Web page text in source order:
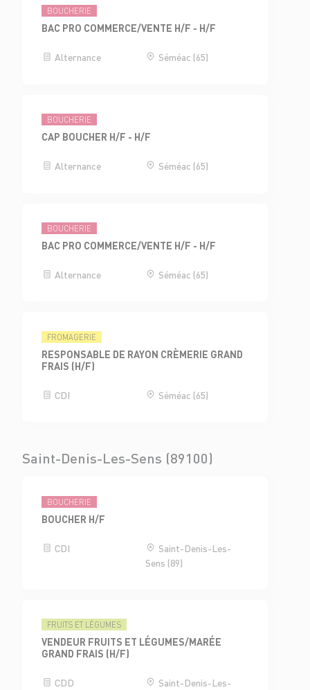
BOUCHERIE
BAC PRO COMMERCE/VENTE H/F - H/F
Alternance Séméac (65)
BOUCHERIE
CAP BOUCHER H/F - H/F
Alternance Séméac (65)
BOUCHERIE
BAC PRO COMMERCE/VENTE H/F - H/F
Alternance Séméac (65)
FROMAGERIE
RESPONSABLE DE RAYON CRÈMERIE GRAND
FRAIS (H/F)
CDI Séméac (65)
Saint-Denis-Les-Sens (89100)
BOUCHERIE
BOUCHER H/F
CDI
Saint-Denis-Les-
Sens (89)
FRUITS ET LÉGUMES
VENDEUR FRUITS ET LÉGUMES/MARÉE
GRAND FRAIS (H/F)
CDD Saint-Denis-Les-